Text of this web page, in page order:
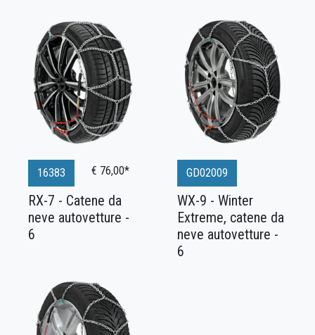
16383 € 76,00*
RX-7 - Catene da
neve autovetture -
6
GD02009
WX-9 - Winter
Extreme, catene da
neve autovetture -
6